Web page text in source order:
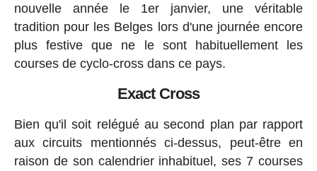
nouvelle année le 1er janvier, une véritable
tradition pour les Belges lors d'une journée encore
plus festive que ne le sont habituellement les
courses de cyclo-cross dans ce pays.
Exact Cross
Bien qu'il soit relégué au second plan par rapport
aux circuits mentionnés ci-dessus, peut-être en
raison de son calendrier inhabituel, ses 7 courses